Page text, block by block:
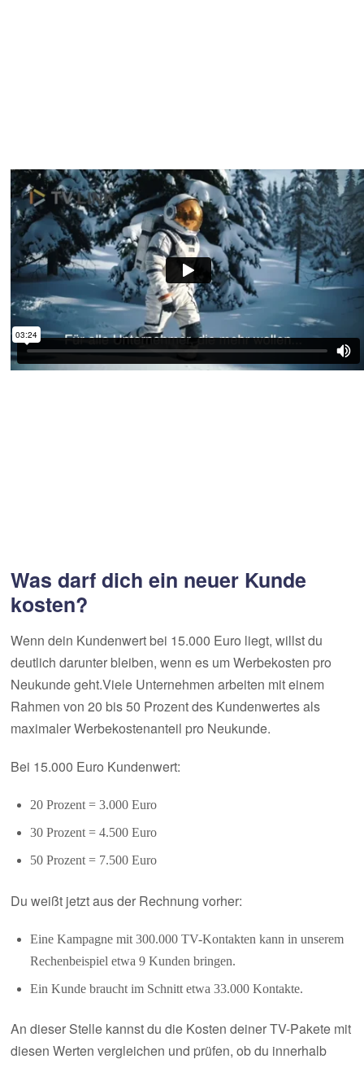
Was darf dich ein neuer Kunde
kosten?
Wenn dein Kundenwert bei 15.000 Euro liegt, willst du
deutlich darunter bleiben, wenn es um Werbekosten pro
Neukunde geht.Viele Unternehmen arbeiten mit einem
Rahmen von 20 bis 50 Prozent des Kundenwertes als
maximaler Werbekostenanteil pro Neukunde.
Bei 15.000 Euro Kundenwert:
20 Prozent = 3.000 Euro
30 Prozent = 4.500 Euro
50 Prozent = 7.500 Euro
Du weißt jetzt aus der Rechnung vorher:
Eine Kampagne mit 300.000 TV-Kontakten kann in unserem
Rechenbeispiel etwa 9 Kunden bringen.
Ein Kunde braucht im Schnitt etwa 33.000 Kontakte.
An dieser Stelle kannst du die Kosten deiner TV-Pakete mit
diesen Werten vergleichen und prüfen, ob du innerhalb